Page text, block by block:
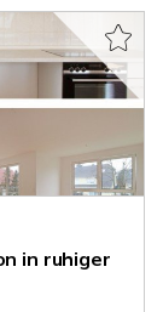
in ruhiger